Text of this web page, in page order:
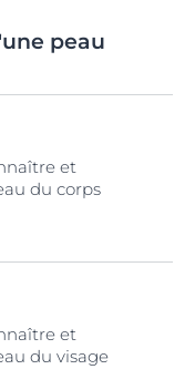
peau
et
du corps
et
du visage